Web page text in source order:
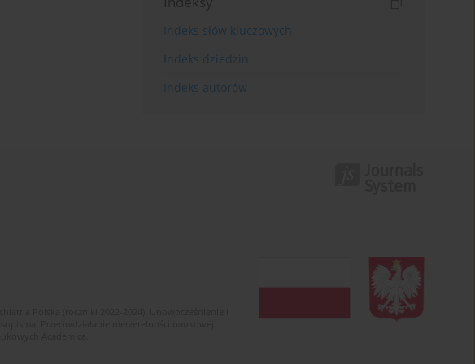
Indeks słów kluczowych
Indeks dziedzin
Indeks autorów